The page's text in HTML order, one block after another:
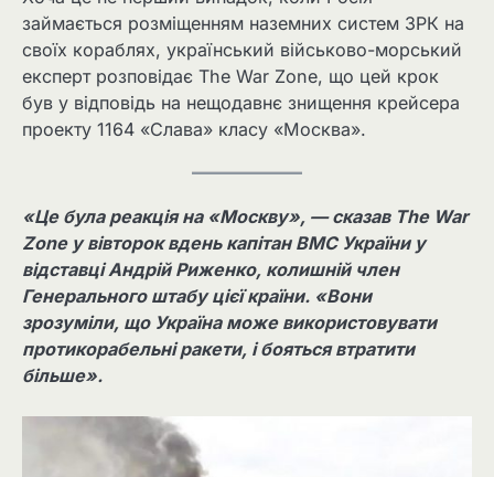
займається розміщенням наземних систем ЗРК на
своїх кораблях, український військово-морський
експерт розповідає The War Zone, що цей крок
був у відповідь на нещодавнє знищення крейсера
проекту 1164 «Слава» класу «Москва».
«Це була реакція на «Москву», — сказав The War
Zone у вівторок вдень капітан ВМС України у
відставці Андрій Риженко, колишній член
Генерального штабу цієї країни. «Вони
зрозуміли, що Україна може використовувати
протикорабельні ракети, і бояться втратити
більше».